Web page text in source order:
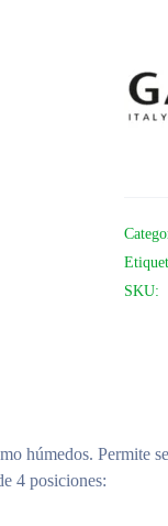
SKU:
húmedos. Permite
4 posiciones: